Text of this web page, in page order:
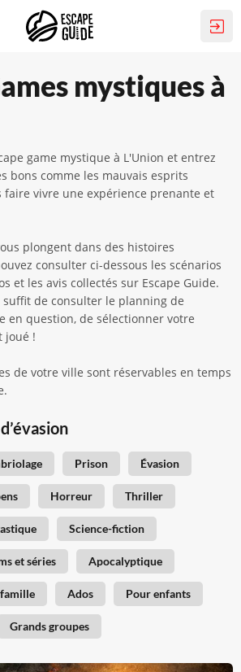
mystiques à
game mystique à L'Union et entrez
bons comme les mauvais esprits
vivre une expérience prenante et
plongent dans des histoires
consulter ci-dessous les scénarios
et les avis collectés sur Escape Guide.
suffit de consulter le planning de
en question, de sélectionner votre
joué !
de votre ville sont réservables en temps
Prison Évasion
Horreur Thriller
Science-fiction
et séries Apocalyptique
Ados Pour enfants
Grands groupes